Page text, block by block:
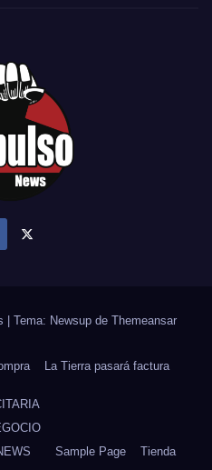
Tema: Newsup de Themeansar
La Tierra pasará factura
Sample Page Tienda